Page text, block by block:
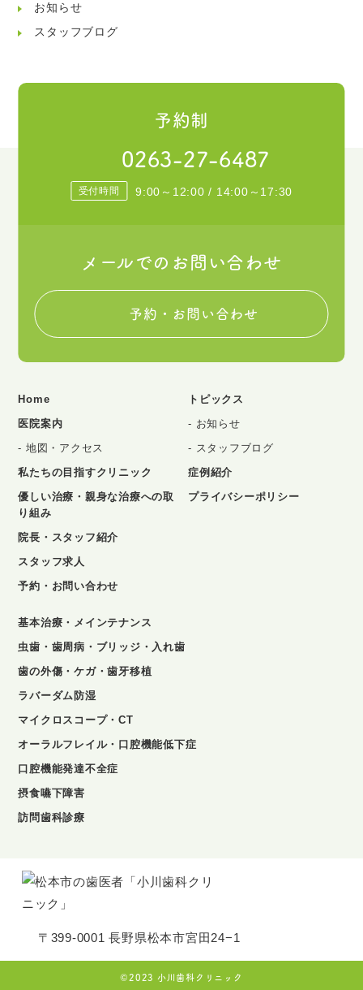
お知らせ
スタッフブログ
予約制
0263-27-6487
受付時間 9:00～12:00 / 14:00～17:30
メールでのお問い合わせ
予約・お問い合わせ
Home
医院案内
地図・アクセス
私たちの目指すクリニック
優しい治療・親身な治療への取
り組み
院長・スタッフ紹介
スタッフ求人
予約・お問い合わせ
基本治療・メインテナンス
虫歯・歯周病・ブリッジ・入れ歯
歯の外傷・ケガ・歯牙移植
ラバーダム防湿
マイクロスコープ・CT
オーラルフレイル・口腔機能低下症
口腔機能発達不全症
摂食嚥下障害
訪問歯科診療
トピックス
お知らせ
スタッフブログ
症例紹介
プライバシーポリシー
〒399-0001 長野県松本市宮田24−1
©2023 小川歯科クリニック